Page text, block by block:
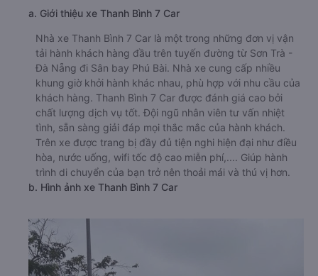
a. Giới thiệu xe Thanh Bình 7 Car
Nhà xe Thanh Bình 7 Car là một trong những đơn vị vận
tải hành khách hàng đầu trên tuyến đường từ Sơn Trà -
Đà Nẵng đi Sân bay Phú Bài. Nhà xe cung cấp nhiều
khung giờ khởi hành khác nhau, phù hợp với nhu cầu của
khách hàng. Thanh Bình 7 Car được đánh giá cao bởi
chất lượng dịch vụ tốt. Đội ngũ nhân viên tư vấn nhiệt
tình, sẵn sàng giải đáp mọi thắc mắc của hành khách.
Trên xe được trang bị đầy đủ tiện nghi hiện đại như điều
hòa, nước uống, wifi tốc độ cao miễn phí,.... Giúp hành
trình di chuyển của bạn trở nên thoải mái và thú vị hơn.
b. Hình ảnh xe Thanh Bình 7 Car